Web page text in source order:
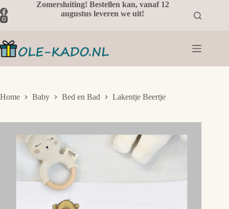
naar
de
Zomersluiting! Bestellen kan, vanaf 12
augustus leveren we uit!
Home Baby Bed en Bad Lakentje Beertje